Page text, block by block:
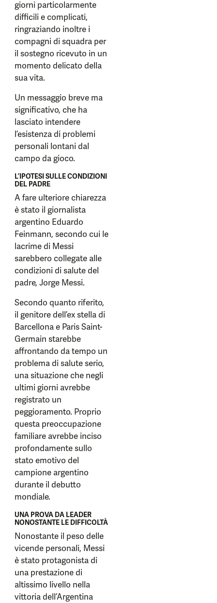
giorni particolarmente
difficili e complicati,
ringraziando inoltre i
compagni di squadra per
il sostegno ricevuto in un
momento delicato della
sua vita.
Un messaggio breve ma
significativo, che ha
lasciato intendere
l’esistenza di problemi
personali lontani dal
campo da gioco.
L’IPOTESI SULLE CONDIZIONI
DEL PADRE
A fare ulteriore chiarezza
è stato il giornalista
argentino Eduardo
Feinmann, secondo cui le
lacrime di Messi
sarebbero collegate alle
condizioni di salute del
padre, Jorge Messi.
Secondo quanto riferito,
il genitore dell’ex stella di
Barcellona e Paris Saint-
Germain starebbe
affrontando da tempo un
problema di salute serio,
una situazione che negli
ultimi giorni avrebbe
registrato un
peggioramento. Proprio
questa preoccupazione
familiare avrebbe inciso
profondamente sullo
stato emotivo del
campione argentino
durante il debutto
mondiale.
UNA PROVA DA LEADER
NONOSTANTE LE DIFFICOLTÀ
Nonostante il peso delle
vicende personali, Messi
è stato protagonista di
una prestazione di
altissimo livello nella
vittoria dell’Argentina